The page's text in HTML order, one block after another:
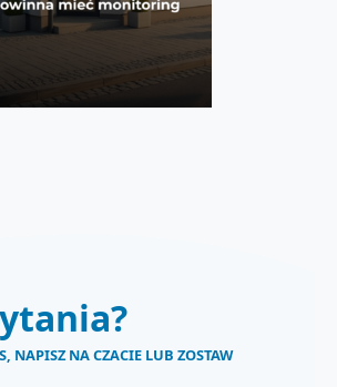
NAPISZ NA CZACIE LUB ZOSTAW